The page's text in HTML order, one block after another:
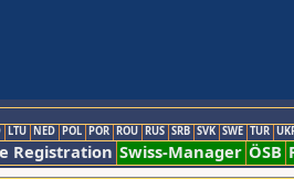
LTU NED POL POR ROU RUS SRB SVK SWE TUR
Registration Swiss-Manager ÖSB